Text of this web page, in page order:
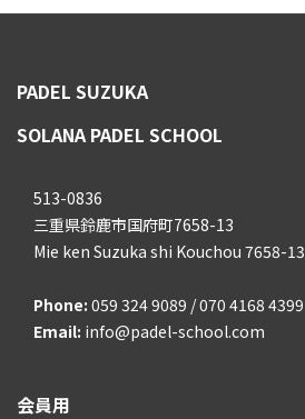
PADEL SUZUKA
SOLANA PADEL SCHOOL
513-0836
三重県鈴鹿市国府町7658-13
Mie ken Suzuka shi Kouchou 7658-13
Phone: 059 324 9089 / 070 4168 4399
Email: info@padel-school.com
会員用